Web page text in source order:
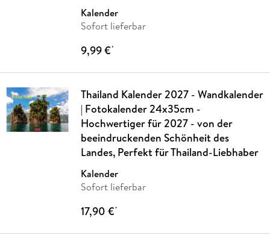
Kalender
Sofort lieferbar
9,99 €*
Thailand Kalender 2027 - Wandkalender
| Fotokalender 24x35cm -
Hochwertiger für 2027 - von der
beeindruckenden Schönheit des
Landes, Perfekt für Thailand-Liebhaber
Kalender
Sofort lieferbar
17,90 €*